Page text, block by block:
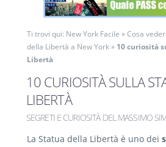
Ti trovi qui: New York Facile »Cosa
della Libertà a New York» 10 curiosità
Libertà
10 CURIOSITÀ SULLA
LIBERTÀ
SEGRETI E CURIOSITÀ DEL MASSIMO
La Statua della Libertà è uno dei